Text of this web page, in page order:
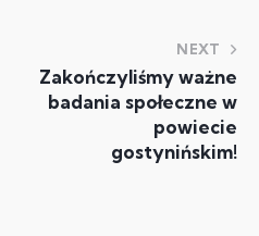
NEXT
Zakończyliśmy ważne
badania społeczne w
powiecie
gostynińskim!